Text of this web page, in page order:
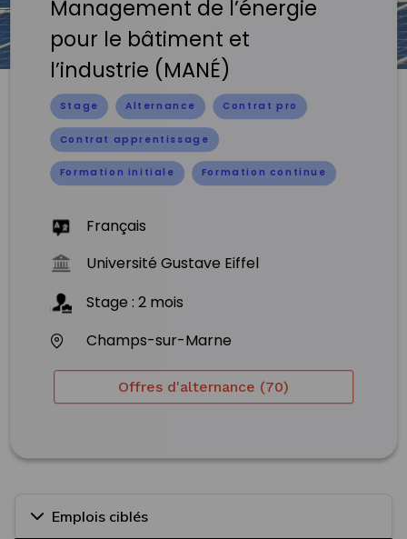
Management de l’énergie
pour le bâtiment et
l’industrie (MANÉ)
Stage Alternance Contrat pro
Contrat apprentissage
Formation initiale Formation continue
Français
Université Gustave Eiffel
Stage :2 mois
Champs-sur-Marne
Offres d'alternance (70)
Emplois ciblés